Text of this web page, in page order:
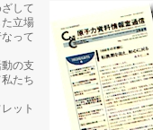
して
立場
って
の支
たち
ット